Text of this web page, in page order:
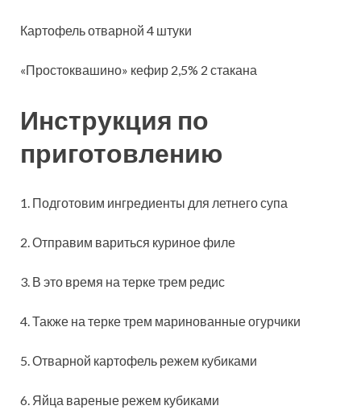
Картофель отварной 4 штуки
«Простоквашино» кефир 2,5% 2 стакана
Инструкция по
приготовлению
1. Подготовим ингредиенты для летнего супа
2. Отправим вариться куриное филе
3. В это время на терке трем редис
4. Также на терке трем маринованные огурчики
5. Отварной картофель режем кубиками
6. Яйца вареные режем кубиками